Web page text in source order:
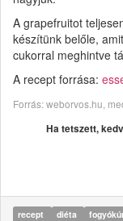
A grapefruitot
készítünk belőle,
cukorral meghintve
A recept forrása:
Forrás: weborvos.hu,
Ha tetszett,
recept diéta